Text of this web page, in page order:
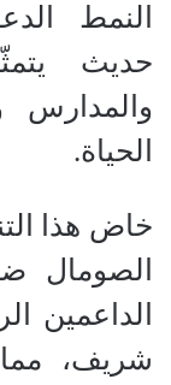
النمط
حديث
والمدارس
الحياة.
خاض هذا
الصومال
الداعمين
شريف،